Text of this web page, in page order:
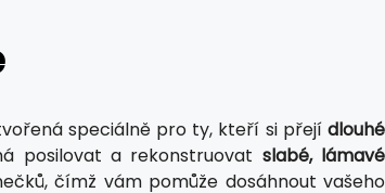
speciálně pro ty, kteří si přejí dlouhé
posilovat a rekonstruovat slabé, lámavé
čímž vám pomůže dosáhnout vašeho